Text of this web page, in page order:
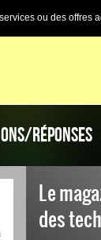
RÉPONSES
Le
des
ou des offres